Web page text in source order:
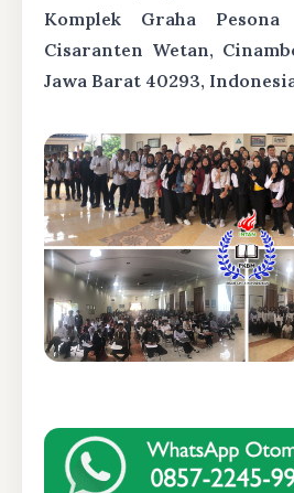
Komplek Graha
Cisaranten Wetan,
Jawa Barat 40293,